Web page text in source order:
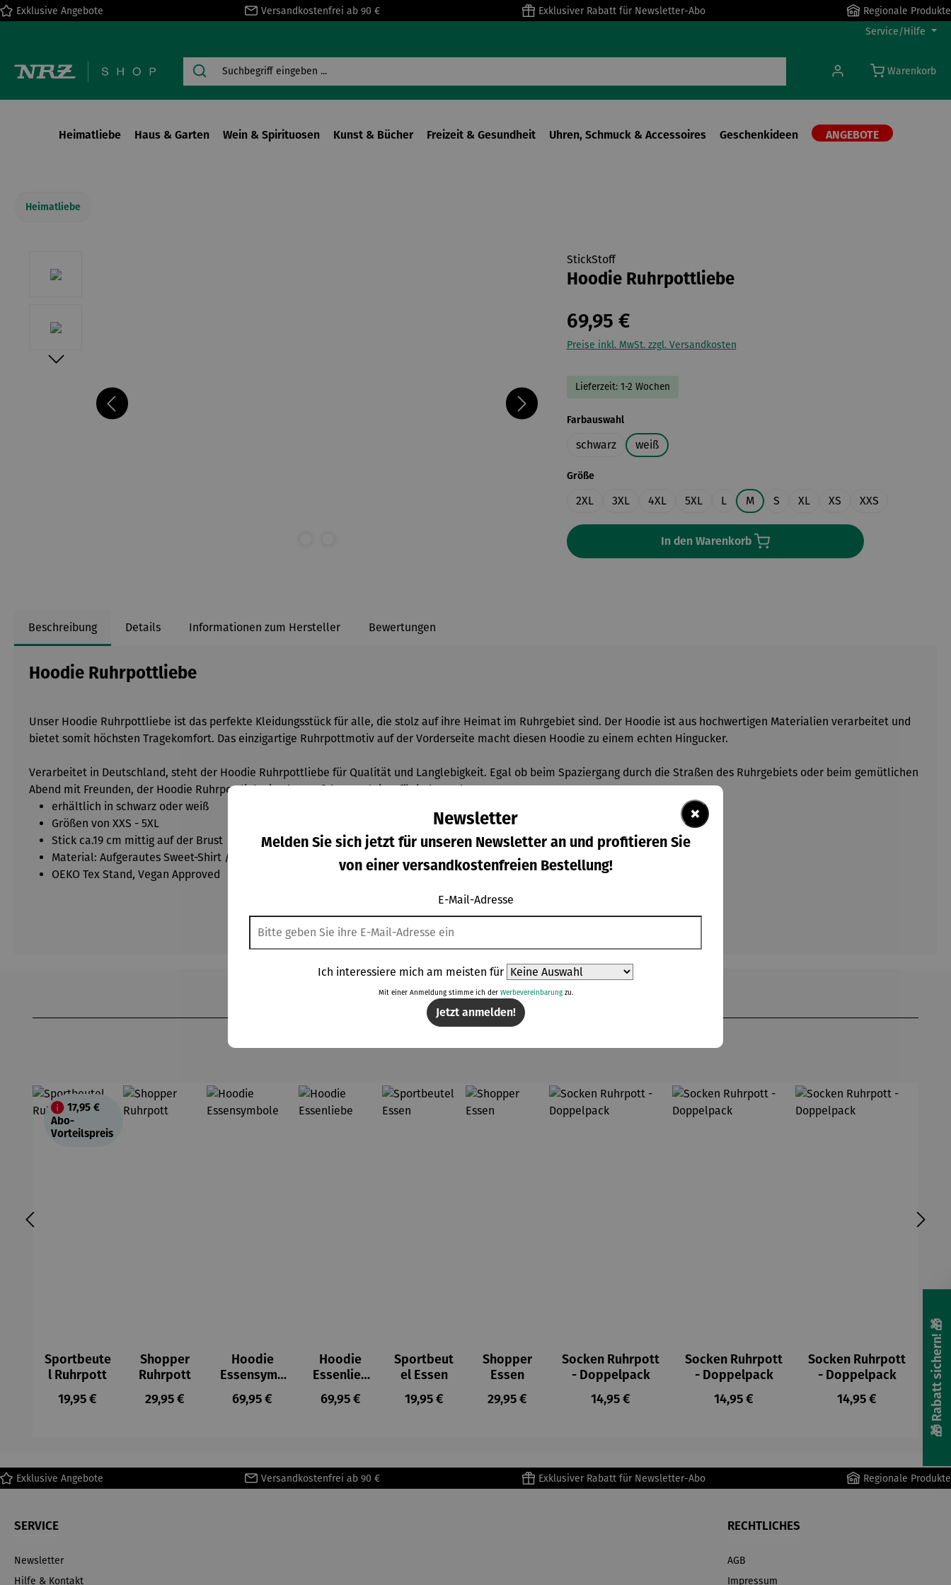
Zur Hauptnavigation springen
Exklusive Angebote Versandkostenfrei ab 90 € Exklusiver Rabatt für Newsletter-Abo
Regionale Produkte
Service/Hilfe
Warenkorb
Heimatliebe Haus & Garten Wein & Spirituosen Kunst & Bücher Freizeit & Gesundheit Uhren, Schmuck & Accessoires Geschenkideen ANGEBOTE
Heimatliebe
StickStoff
Hoodie Ruhrpottliebe
69,95 €
Preise inkl. MwSt. zzgl. Versandkosten
Lieferzeit: 1-2 Wochen
Farbauswahlauswählen
schwarz weiß
Größeauswählen
2XL 3XL 4XL 5XL L M S XL XS XXS
In den Warenkorb
Beschreibung Details Informationen zum Hersteller Bewertungen
Hoodie Ruhrpottliebe
Unser Hoodie Ruhrpottliebe ist das perfekte Kleidungsstück für alle, die stolz auf ihre Heimat im Ruhrgebiet sind. Der Hoodie ist aus hochwertigen Materialien verarbeitet und
bietet somit höchsten Tragekomfort. Das einzigartige Ruhrpottmotiv auf der Vorderseite macht diesen Hoodie zu einem echten Hingucker.
Verarbeitet in Deutschland, steht der Hoodie Ruhrpottliebe für Qualität und Langlebigkeit. Egal ob beim Spaziergang durch die Straßen des Ruhrgebiets oder beim gemütlichen
Abend mit Freunden, der Hoodie Ruhrpottliebe ist der perfekte Begleiter für jeden Anlass.
erhältlich in schwarz oder weiß
Größen von XXS - 5XL
Stick ca.19 cm mittig auf der Brust
Material: Aufgerautes Sweet-Shirt / 100 % gekämmte Bio-Baumwolle / 350 gm/qm
OEKO Tex Stand, Vegan Approved
17,95 €
Abo-
Vorteilspreis
Sportbeute
l Ruhrpott
Regulärer Preis:
19,95 €
Shopper
Ruhrpott
Regulärer Preis:
29,95 €
Hoodie
Essensymb
Regulärer Preis:
69,95 €
Hoodie
Essenlieb
Regulärer Preis:
69,95 €
Sportbeut
el Essen
Regulärer Preis:
19,95 €
Shopper
Essen
Regulärer Preis:
29,95 €
Socken Ruhrpott
- Doppelpack
Regulärer Preis:
14,95 €
Socken Ruhrpott
- Doppelpack
Regulärer Preis:
14,95 €
Socken Ruhrpott
- Doppelpack
Regulärer Preis:
14,95 €
Exklusive Angebote Versandkostenfrei ab 90 € Exklusiver Rabatt für Newsletter-Abo Regionale Produkte
SERVICE
Newsletter
Hilfe & Kontakt
RECHTLICHES
AGB
Impressum
🎁 Rabatt sichern! 🎁
×
Newsletter
Melden Sie sich jetzt für unseren Newsletter an und profitieren Sie
von einer versandkostenfreien Bestellung!
E-Mail-Adresse
Ich interessiere mich am meisten für
Mit einer Anmeldung stimme ich der Werbevereinbarungzu.
Jetzt anmelden!